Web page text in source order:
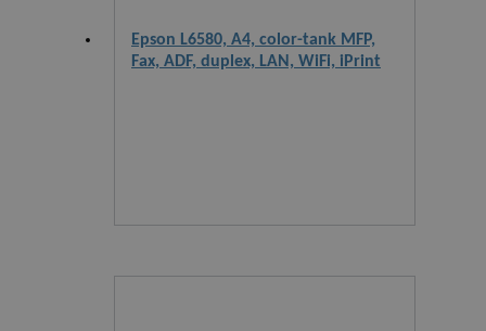
Epson L6580, A4, color-tank MFP,
Fax, ADF, duplex, LAN, WiFi, iPrint